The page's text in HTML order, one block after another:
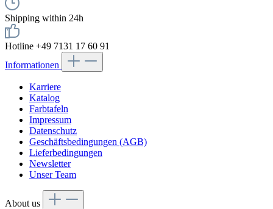
Shipping within 24h
Hotline +49 7131 17 60 91
Informationen
Karriere
Katalog
Farbtafeln
Impressum
Datenschutz
Geschäftsbedingungen (AGB)
Lieferbedingungen
Newsletter
Unser Team
About us